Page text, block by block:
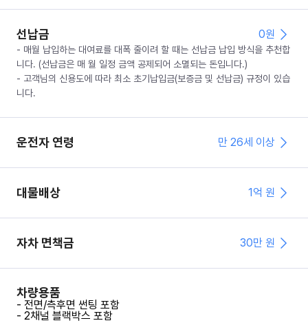
선납금 0원
- 매월 납입하는 대여료를 대폭 줄이려 할 때는 선납금 납입 방식을 추천합
니다. (선납금은 매 월 일정 금액 공제되어 소멸되는 돈입니다.)
- 고객님의 신용도에 따라 최소 초기납입금(보증금 및 선납금) 규정이 있습
니다.
운전자 연령 만 26세 이상
대물배상 1억 원
자차 면책금 30만 원
차량용품
- 전면/측후면 썬팅 포함
- 2채널 블랙박스 포함